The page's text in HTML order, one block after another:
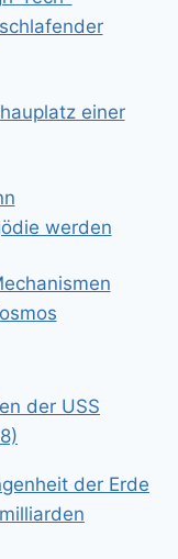
einer
werden
der USS
der Erde